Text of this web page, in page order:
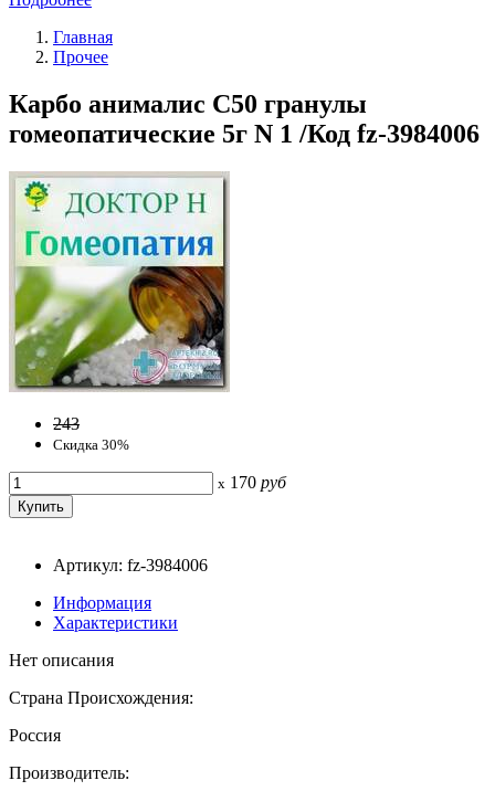
Главная
Прочее
Карбо анималис С50 гранулы
гомеопатические 5г N 1 /Код fz-3984006
243
Скидка 30%
x 170 руб
Артикул: fz-3984006
Информация
Характеристики
Нет описания
Страна Происхождения:
Россия
Производитель: